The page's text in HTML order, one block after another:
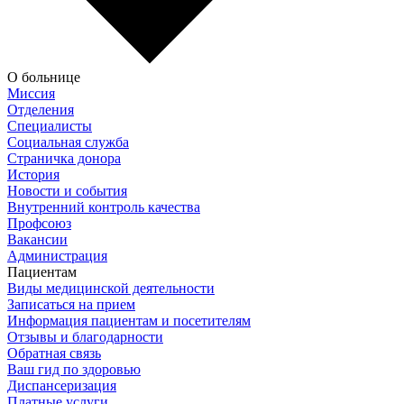
О больнице
Миссия
Отделения
Специалисты
Социальная служба
Страничка донора
История
Новости и события
Внутренний контроль качества
Профсоюз
Вакансии
Администрация
Пациентам
Виды медицинской деятельности
Записаться на прием
Информация пациентам и посетителям
Отзывы и благодарности
Обратная связь
Ваш гид по здоровью
Диспансеризация